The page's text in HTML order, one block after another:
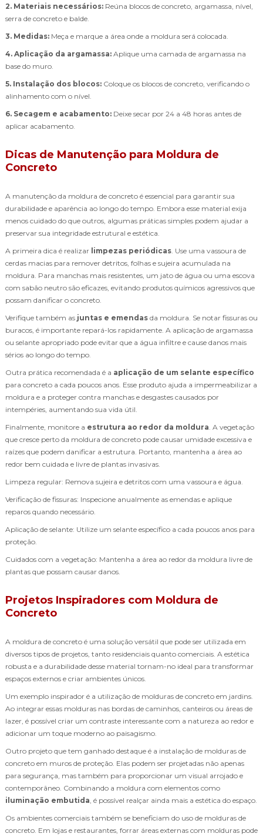
2. Materiais necessários: Reúna blocos de concreto, argamassa, nível,
serra de concreto e balde.
3. Medidas: Meça e marque a área onde a moldura será colocada.
4. Aplicação da argamassa: Aplique uma camada de argamassa na
base do muro.
5. Instalação dos blocos: Coloque os blocos de concreto, verificando o
alinhamento com o nível.
6. Secagem e acabamento: Deixe secar por 24 a 48 horas antes de
aplicar acabamento.
Dicas de Manutenção para Moldura de
Concreto
A manutenção da moldura de concreto é essencial para garantir sua
durabilidade e aparência ao longo do tempo. Embora esse material exija
menos cuidado do que outros, algumas práticas simples podem ajudar a
preservar sua integridade estrutural e estética.
A primeira dica é realizar limpezas periódicas . Use uma vassoura de
cerdas macias para remover detritos, folhas e sujeira acumulada na
moldura. Para manchas mais resistentes, um jato de água ou uma escova
com sabão neutro são eficazes, evitando produtos químicos agressivos que
possam danificar o concreto.
Verifique também as juntas e emendas da moldura. Se notar fissuras ou
buracos, é importante repará-los rapidamente. A aplicação de argamassa
ou selante apropriado pode evitar que a água infiltre e cause danos mais
sérios ao longo do tempo.
Outra prática recomendada é a aplicação de um selante específico
para concreto a cada poucos anos. Esse produto ajuda a impermeabilizar a
moldura e a proteger contra manchas e desgastes causados por
intempéries, aumentando sua vida útil.
Finalmente, monitore a estrutura ao redor da moldura . A vegetação
que cresce perto da moldura de concreto pode causar umidade excessiva e
raízes que podem danificar a estrutura. Portanto, mantenha a área ao
redor bem cuidada e livre de plantas invasivas.
Limpeza regular: Remova sujeira e detritos com uma vassoura e água.
Verificação de fissuras: Inspecione anualmente as emendas e aplique
reparos quando necessário.
Aplicação de selante: Utilize um selante específico a cada poucos anos para
proteção.
Cuidados com a vegetação: Mantenha a área ao redor da moldura livre de
plantas que possam causar danos.
Projetos Inspiradores com Moldura de
Concreto
A moldura de concreto é uma solução versátil que pode ser utilizada em
diversos tipos de projetos, tanto residenciais quanto comerciais. A estética
robusta e a durabilidade desse material tornam-no ideal para transformar
espaços externos e criar ambientes únicos.
Um exemplo inspirador é a utilização de molduras de concreto em jardins.
Ao integrar essas molduras nas bordas de caminhos, canteiros ou áreas de
lazer, é possível criar um contraste interessante com a natureza ao redor e
adicionar um toque moderno ao paisagismo.
Outro projeto que tem ganhado destaque é a instalação de molduras de
concreto em muros de proteção. Elas podem ser projetadas não apenas
para segurança, mas também para proporcionar um visual arrojado e
contemporâneo. Combinando a moldura com elementos como
iluminação embutida , é possível realçar ainda mais a estética do espaço.
Os ambientes comerciais também se beneficiam do uso de molduras de
concreto. Em lojas e restaurantes, forrar áreas externas com molduras pode